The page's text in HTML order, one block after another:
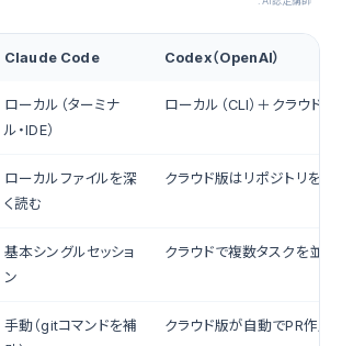
Claude Code Codex（OpenAI）
ローカル（ターミナ
ル・IDE）
ローカル（CLI）＋クラウド（
ローカルファイルを深
く読む
クラウド版はリポジトリを事
基本シングルセッショ
ン
クラウドで複数タスクを並
手動（gitコマンドを補
クラウド版が自動でPR作成